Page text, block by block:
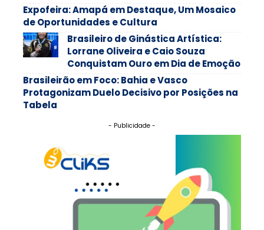
Expofeira: Amapá em Destaque, Um Mosaico
de Oportunidades e Cultura
Brasileiro de Ginástica Artística:
Lorrane Oliveira e Caio Souza
Conquistam Ouro em Dia de Emoção
Brasileirão em Foco: Bahia e Vasco
Protagonizam Duelo Decisivo por Posições na
Tabela
- Publicidade -